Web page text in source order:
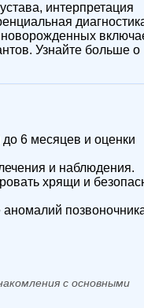
интерпретация
Узнайте больше о
6 месяцев и оценки
и наблюдения.
хрящи и
аномалий
с основными